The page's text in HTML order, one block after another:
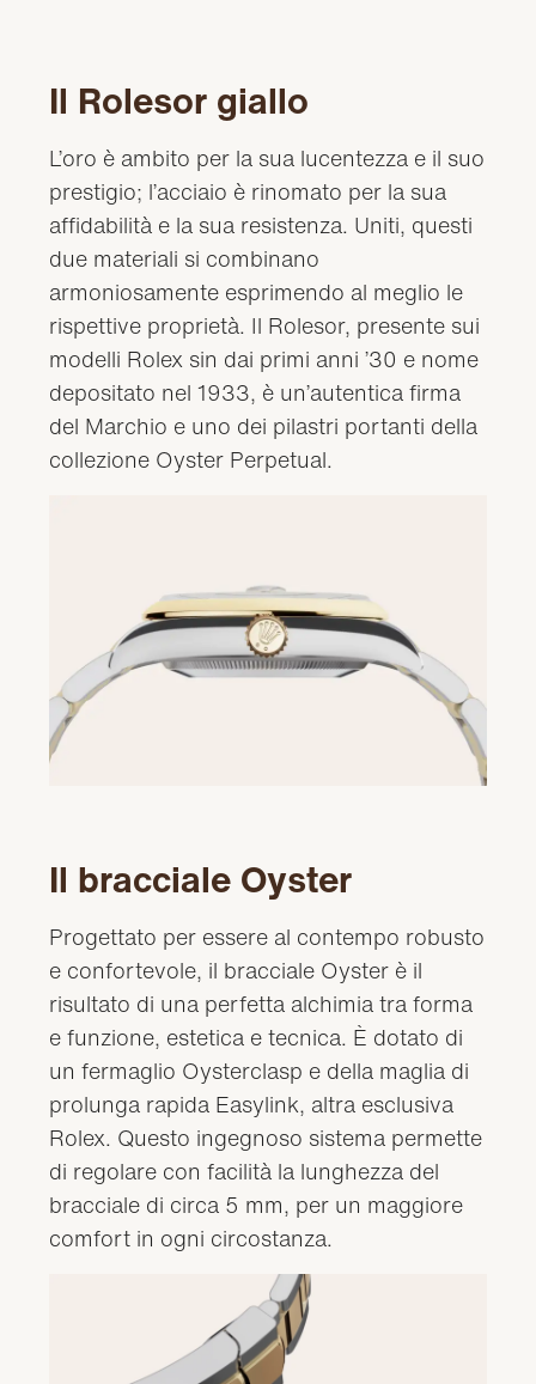
Il Rolesor giallo
L’oro è ambito per la sua lucentezza e il suo
prestigio; l’acciaio è rinomato per la sua
affidabilità e la sua resistenza. Uniti, questi
due materiali si combinano
armoniosamente esprimendo al meglio le
rispettive proprietà. Il Rolesor, presente sui
modelli Rolex sin dai primi anni ’30 e nome
depositato nel 1933, è un’autentica firma
del Marchio e uno dei pilastri portanti della
collezione Oyster Perpetual.
Il bracciale Oyster
Progettato per essere al contempo robusto
e confortevole, il bracciale Oyster è il
risultato di una perfetta alchimia tra forma
e funzione, estetica e tecnica. È dotato di
un fermaglio Oysterclasp e della maglia di
prolunga rapida Easylink, altra esclusiva
Rolex. Questo ingegnoso sistema permette
di regolare con facilità la lunghezza del
bracciale di circa 5 mm, per un maggiore
comfort in ogni circostanza.